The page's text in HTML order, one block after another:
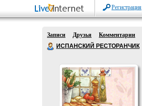
Регистрация
Записи Друзья
Комментарии
ИСПАНСКИЙ РЕСТОРАНЧИК